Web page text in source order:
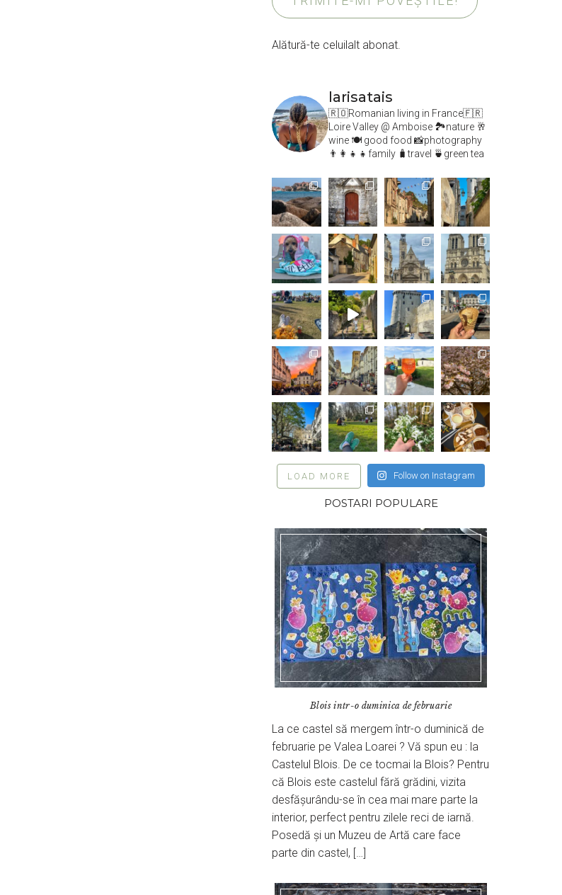
Alătură-te celuilalt abonat.
larisatais
🇷🇴Romanian living in France🇫🇷
Loire Valley @ Amboise 🏞️nature 🥂
wine 🍽 good food 📸photography
👨‍👩‍👧‍👧family 🧳travel 🍵green tea
LOAD MORE Follow on Instagram
POSTARI POPULARE
Blois intr-o duminica de februarie
La ce castel să mergem într-o duminică de
februarie pe Valea Loarei ? Vă spun eu : la
Castelul Blois. De ce tocmai la Blois? Pentru
că Blois este castelul fără grădini, vizita
desfășurându-se în cea mai mare parte la
interior, perfect pentru zilele reci de iarnă.
Posedă și un Muzeu de Artă care face
parte din castel, […]